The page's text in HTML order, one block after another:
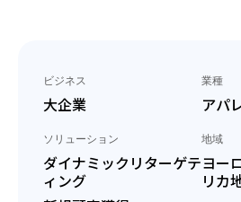
ビジネス
大企業
業種
アパ
ソリューション
ダイナミックリターゲテ
ィング
地域
ヨー
リカ